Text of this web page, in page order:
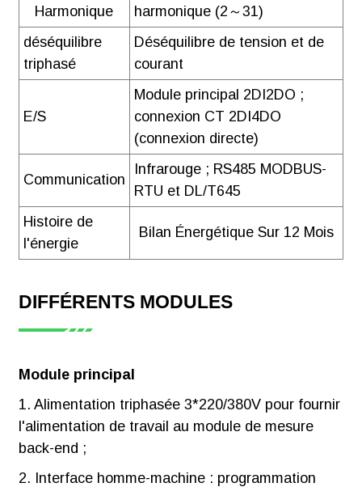
Harmonique
harmonique (2～31)
déséquilibre
triphasé
Déséquilibre de tension et de
courant
E/S
Module principal 2DI2DO ;
connexion CT 2DI4DO
(connexion directe)
Communication
Infrarouge ; RS485 MODBUS-
RTU et DL/T645
Histoire de
l'énergie
Bilan Énergétique Sur 12 Mois
DIFFÉRENTS MODULES
Module principal
1. Alimentation triphasée 3*220/380V pour fournir
l'alimentation de travail au module de mesure
back-end ;
2. Interface homme-machine : programmation